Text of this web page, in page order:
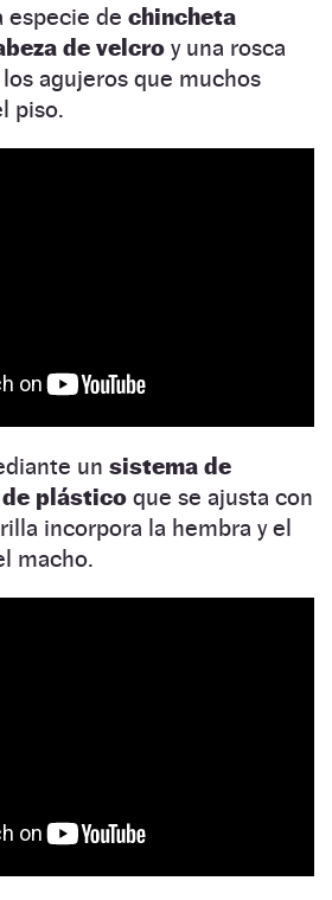
especie de chincheta
de velcro y una rosca
agujeros que muchos
piso.
un sistema de
plástico que se ajusta con
incorpora la hembra y el
macho.